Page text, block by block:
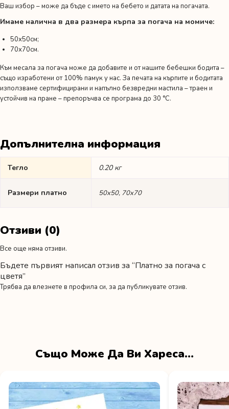
Ваш избор – може да бъде с името на бебето и датата на погачата.
Имаме налична в два размера кърпа за погача на момиче:
50х50см;
70х70см.
Към месала за погача може да добавите и от нашите бебешки бодита –
също изработени от 100% памук у нас. За печата на кърпите и бодитата
използваме сертифицирани и напълно безвредни мастила – траен и
устойчив на пране – препоръчва се програма до 30 °C.
Допълнителна информация
Тегло 0.20 кг
Размери платно 50х50, 70х70
Отзиви (0)
Все още няма отзиви.
Бъдете първият написал отзив за “Платно за погача с
цветя”
Трябва да влезнете в профила си, за да публикувате отзив.
Също Може Да Ви Хареса…